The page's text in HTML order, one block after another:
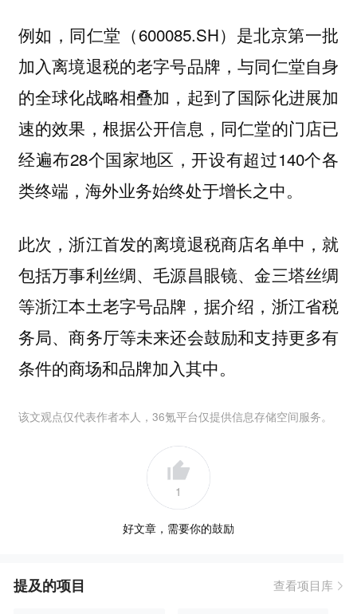
例如，同仁堂（600085.SH）是北京第一批
加入离境退税的老字号品牌，与同仁堂自身
的全球化战略相叠加，起到了国际化进展加
速的效果，根据公开信息，同仁堂的门店已
经遍布28个国家地区，开设有超过140个各
类终端，海外业务始终处于增长之中。
此次，浙江首发的离境退税商店名单中，就
包括万事利丝绸、毛源昌眼镜、金三塔丝绸
等浙江本土老字号品牌，据介绍，浙江省税
务局、商务厅等未来还会鼓励和支持更多有
条件的商场和品牌加入其中。
该文观点仅代表作者本人，36氪平台仅提供信息存储空间服务。
1
好文章，需要你的鼓励
提及的项目 查看项目库